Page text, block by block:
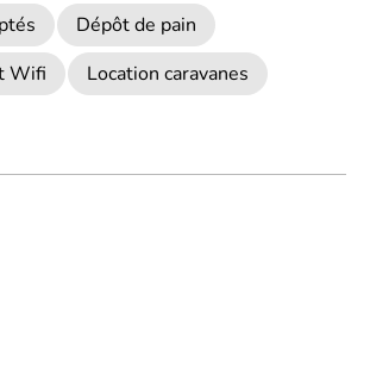
Dépôt de pain
Wifi
Location caravanes